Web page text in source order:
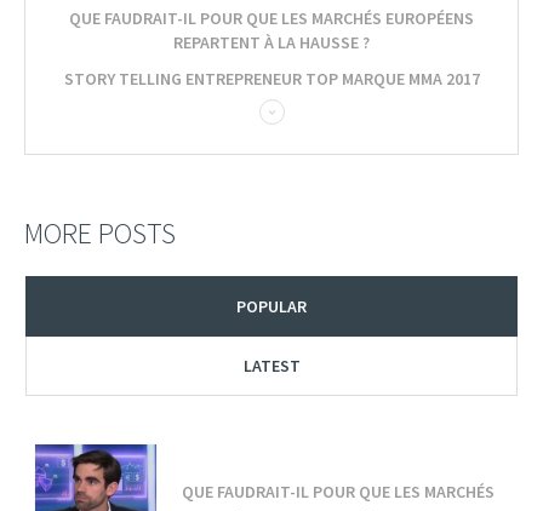
QUE FAUDRAIT-IL POUR QUE LES MARCHÉS EUROPÉENS
REPARTENT À LA HAUSSE ?
STORY TELLING ENTREPRENEUR TOP MARQUE MMA 2017
MORE POSTS
POPULAR
LATEST
QUE FAUDRAIT-IL POUR QUE LES MARCHÉS